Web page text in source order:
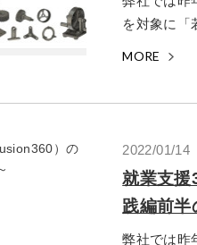
を対象に「
MORE
2022/01/14
就業支
践編前半
弊社では昨